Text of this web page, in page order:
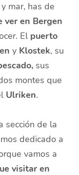
mar, has de
ver en Bergen
El puerto
y Klostek, su
sus
montes que
Ulriken.
sección de la
dedicado a
vamos a
visitar en